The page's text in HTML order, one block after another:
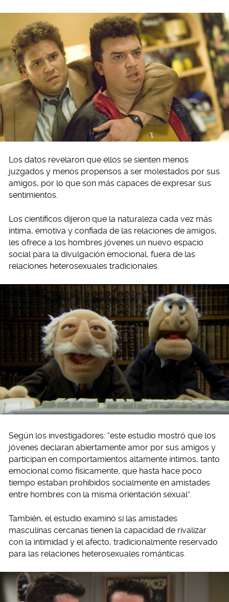
Los datos revelaron que ellos se sienten menos
juzgados y menos propensos a ser molestados por sus
amigos, por lo que son más capaces de expresar sus
sentimientos.
Los científicos dijeron que la naturaleza cada vez más
íntima, emotiva y confiada de las relaciones de amigos,
les ofrece a los hombres jóvenes un nuevo espacio
social para la divulgación emocional, fuera de las
relaciones heterosexuales tradicionales.
Según los investigadores: “este estudio mostró que los
jóvenes declaran abiertamente amor por sus amigos y
participan en comportamientos altamente íntimos, tanto
emocional como físicamente, que hasta hace poco
tiempo estaban prohibidos socialmente en amistades
entre hombres con la misma orientación sexual”.
También, el estudio examinó si las amistades
masculinas cercanas tienen la capacidad de rivalizar
con la intimidad y el afecto, tradicionalmente reservado
para las relaciones heterosexuales románticas.